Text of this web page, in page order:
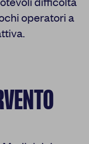
operatori a